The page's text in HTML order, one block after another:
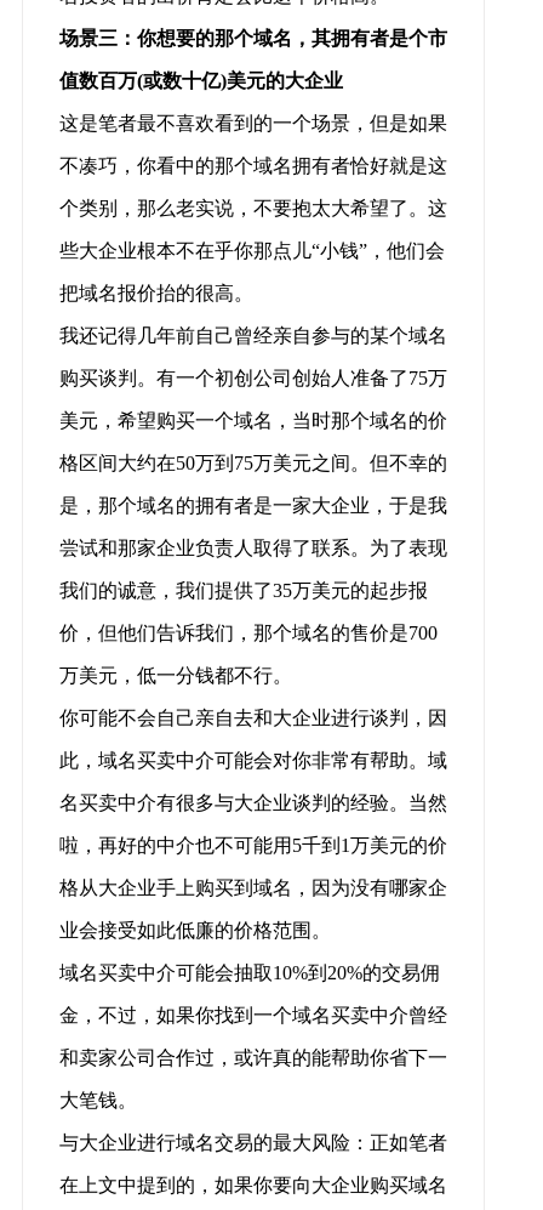
场景三：你想要的那个域名，其拥有者是个市
值数百万(或数十亿)美元的大企业
这是笔者最不喜欢看到的一个场景，但是如果
不凑巧，你看中的那个域名拥有者恰好就是这
个类别，那么老实说，不要抱太大希望了。这
些大企业根本不在乎你那点儿“小钱”，他们会
把域名报价抬的很高。
我还记得几年前自己曾经亲自参与的某个域名
购买谈判。有一个初创公司创始人准备了75万
美元，希望购买一个域名，当时那个域名的价
格区间大约在50万到75万美元之间。但不幸的
是，那个域名的拥有者是一家大企业，于是我
尝试和那家企业负责人取得了联系。为了表现
我们的诚意，我们提供了35万美元的起步报
价，但他们告诉我们，那个域名的售价是700
万美元，低一分钱都不行。
你可能不会自己亲自去和大企业进行谈判，因
此，域名买卖中介可能会对你非常有帮助。域
名买卖中介有很多与大企业谈判的经验。当然
啦，再好的中介也不可能用5千到1万美元的价
格从大企业手上购买到域名，因为没有哪家企
业会接受如此低廉的价格范围。
域名买卖中介可能会抽取10%到20%的交易佣
金，不过，如果你找到一个域名买卖中介曾经
和卖家公司合作过，或许真的能帮助你省下一
大笔钱。
与大企业进行域名交易的最大风险：正如笔者
在上文中提到的，如果你要向大企业购买域名